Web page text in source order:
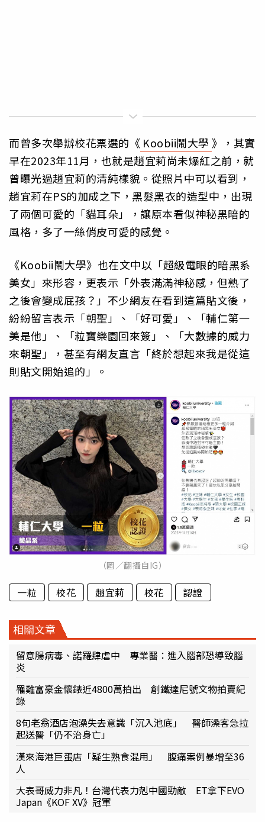
而曾多次舉辦校花票選的《 Koobii鬧大學 》，其實
早在2023年11月，也就是趙宜莉尚未爆紅之前，就
曾曝光過趙宜莉的清純樣貌。從照片中可以看到，
趙宜莉在PS的加成之下，黑髮黑衣的造型中，出現
了兩個可愛的「貓耳朵」，讓原本看似神秘黑暗的
風格，多了一絲俏皮可愛的感覺。
《Koobii鬧大學》也在文中以「超級電眼的暗黑系
美女」來形容，更表示「外表滿滿神秘感，但熟了
之後會變成屁孩？」不少網友在看到這篇貼文後，
紛紛留言表示「朝聖」、「好可愛」、「輔仁第一
美是他」、「粒寶樂園回來簽」、「大數據的威力
來朝聖」，甚至有網友直言「終於想起來我是從這
則貼文開始追的」。
（圖／翻攝自IG）
一粒 校花 趙宜莉 校花 認證
相關文章
留意腸病毒、諾羅肆虐中 專業醫：進入腦部恐導致腦
炎
罹難富豪金懷錶近4800萬拍出 創鐵達尼號文物拍賣紀
錄
8旬老翁酒店泡澡失去意識「沉入池底」 醫師澡客急拉
起送醫「仍不治身亡」
漢來海港巨蛋店「疑生熟食混用」 腹痛案例暴增至36
人
大表哥威力非凡！台灣代表力剋中國勁敵 ET拿下EVO
Japan《KOF XV》冠軍